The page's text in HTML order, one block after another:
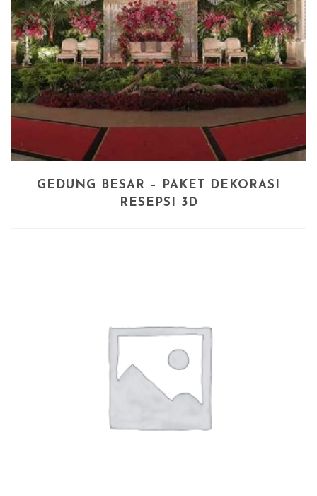
GEDUNG BESAR – PAKET DEKORASI
RESEPSI 3D